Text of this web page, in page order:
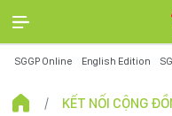
SGGP Online English Edition
KẾT NỐI CỘNG